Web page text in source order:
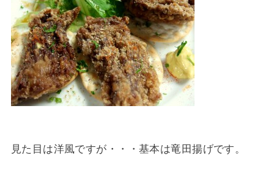
見た目は洋風ですが・・・基本は竜田揚げです。